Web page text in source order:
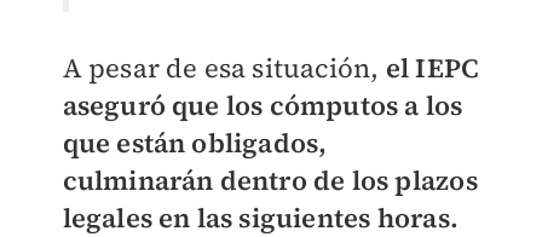
A pesar de esa situación, el IEPC
aseguró que los cómputos a los
que están obligados,
culminarán dentro de los plazos
legales en las siguientes horas.